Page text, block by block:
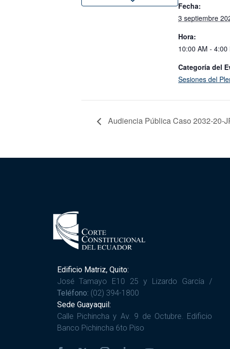
Fecha:
3 septiembre
Hora:
10:00 AM - 4:00
Categoría del
Sesiones del
Audiencia Pública Caso 2032-20-
Edificio Matriz, Quito:
José Tamayo E10 25 y Lizardo García /
Teléfono: (02) 394-1800
Sede Guayaquil:
Calle Pichincha y Av. 9 de Octubre. Edificio
Banco Pichincha 6to Piso